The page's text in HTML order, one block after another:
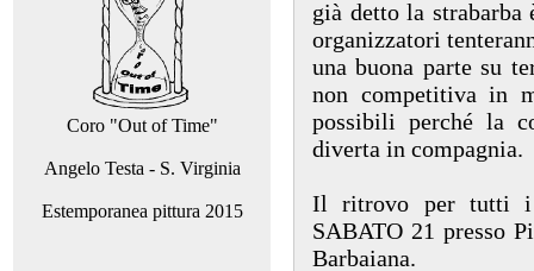
Coro "Out of Time"
Angelo Testa - S. Virginia
Estemporanea pittura 2015
già detto la
organizzatori
una buona parte su
non competitiva in
possibili perché la
diverta in compagnia.
Il ritrovo per tutti i
SABATO 21 presso
Barbaiana.